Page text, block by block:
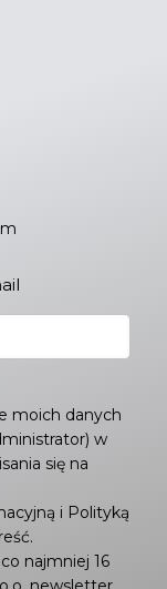
moich danych
w
się na
i Polityką
najmniej 16